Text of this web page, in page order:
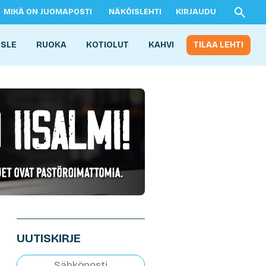
MIKÄ ON JUOMAPOSTI NÄKÖISLEHTI KIRJAUDU
RUOKA KOTIOLUT KAHVI TILAA LEHTI
UUTISKIRJE